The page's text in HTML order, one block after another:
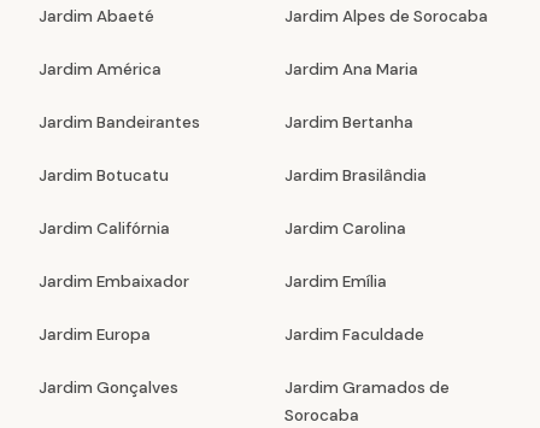
Jardim Abaeté Jardim Alpes de Sorocaba
Jardim América Jardim Ana Maria
Jardim Bandeirantes Jardim Bertanha
Jardim Botucatu Jardim Brasilândia
Jardim Califórnia Jardim Carolina
Jardim Embaixador Jardim Emília
Jardim Europa Jardim Faculdade
Jardim Gonçalves
Jardim Gramados de
Sorocaba